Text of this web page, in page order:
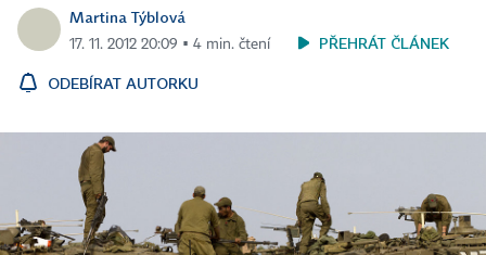
Martina Týblová
17. 11. 2012 20:09 ▪ 4 min. čtení PŘEHRÁT ČLÁNEK
ODEBÍRAT AUTORKU